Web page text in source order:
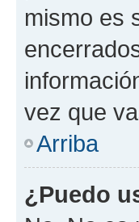
mismo es
vez que
Arriba
¿Puedo